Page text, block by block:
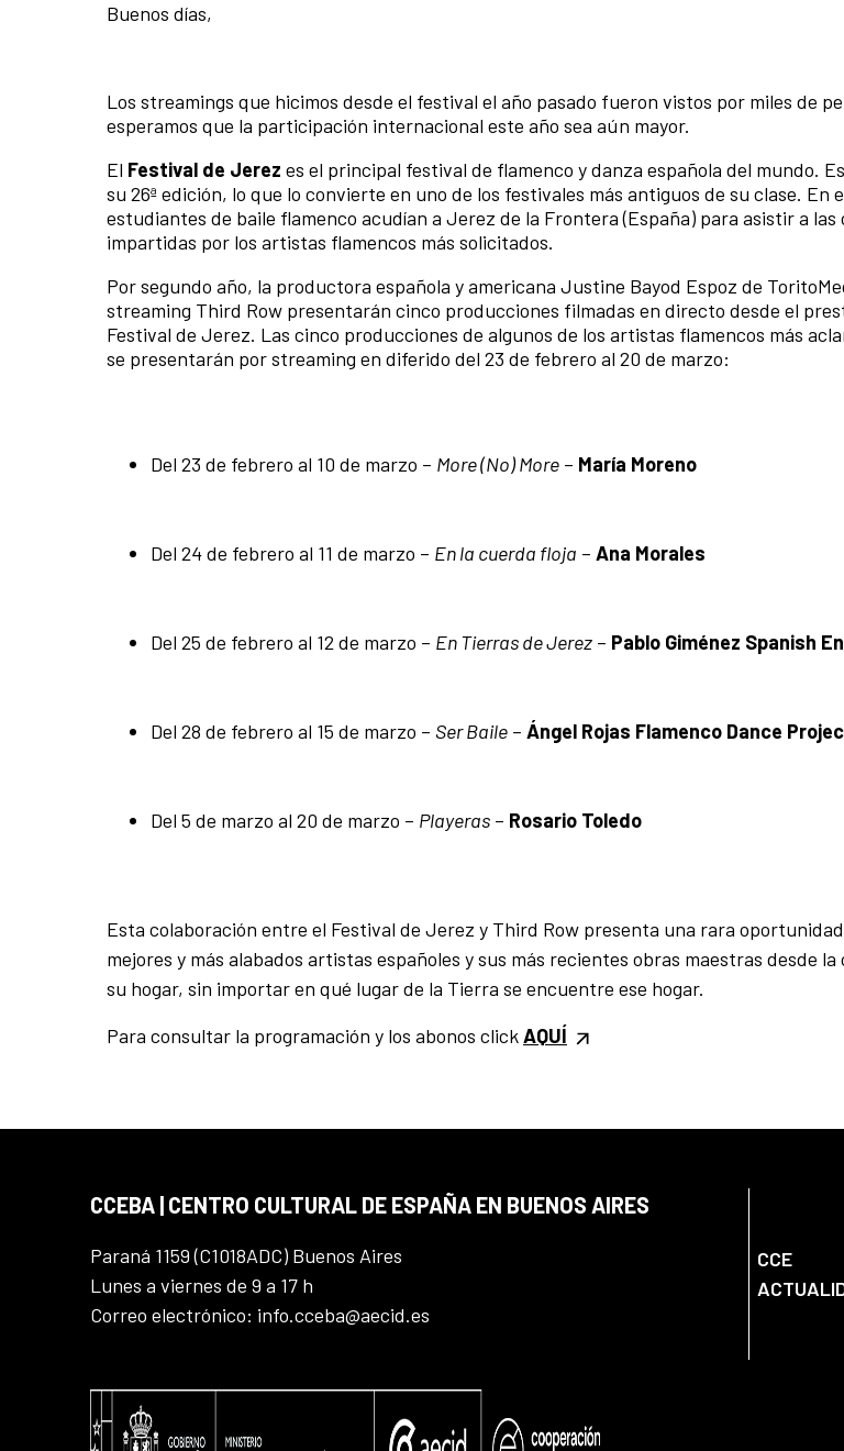
Buenos días,
Los streamings que hicimos desde el festival el año pasado fueron vistos por miles de
esperamos que la participación internacional este año sea aún mayor.
El Festival de Jerez es el principal festival de flamenco y danza española del mundo.
su 26ª edición, lo que lo convierte en uno de los festivales más antiguos de su clase. En
estudiantes de baile flamenco acudían a Jerez de la Frontera (España) para asistir a las
impartidas por los artistas flamencos más solicitados.
Por segundo año, la productora española y americana Justine Bayod Espoz de
streaming Third Row presentarán cinco producciones filmadas en directo desde el
Festival de Jerez. Las cinco producciones de algunos de los artistas flamencos más
se presentarán por streaming en diferido del 23 de febrero al 20 de marzo:
Del 23 de febrero al 10 de marzo – More (No) More – María Moreno
Del 24 de febrero al 11 de marzo – En la cuerda floja – Ana Morales
Del 25 de febrero al 12 de marzo – En Tierras de Jerez – Pablo Giménez Spanish
Del 28 de febrero al 15 de marzo – Ser Baile – Ángel Rojas Flamenco Dance
Del 5 de marzo al 20 de marzo – Playeras – Rosario Toledo
Esta colaboración entre el Festival de Jerez y Third Row presenta una rara
mejores y más alabados artistas españoles y sus más recientes obras maestras desde
su hogar, sin importar en qué lugar de la Tierra se encuentre ese hogar.
Para consultar la programación y los abonos clickAQUÍ
CCEBA | CENTRO CULTURAL DE ESPAÑA EN BUENOS AIRES
Paraná 1159 (C1018ADC) Buenos Aires
Lunes a viernes de 9 a 17 h
Correo electrónico: info.cceba@aecid.es
CCE